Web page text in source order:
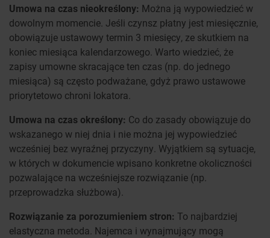
Umowa na czas nieokreślony: Można ją wypowiedzieć w
dowolnym momencie. Jeśli czynsz płatny jest miesięcznie,
obowiązuje ustawowy termin 3 miesięcy, ze skutkiem na
koniec miesiąca kalendarzowego. Warto wiedzieć, że
zapisy umowne skracające ten czas (np. do jednego
miesiąca) są często podważane, gdyż prawo ustawowe
priorytetowo chroni lokatora.
Umowa na czas określony: Co do zasady obowiązuje do
wskazanego w niej dnia i nie można jej wypowiedzieć
wcześniej bez wyraźnej przyczyny. Wyjątkiem są sytuacje,
w których w dokumencie wpisano konkretne okoliczności
pozwalające na wcześniejsze rozwiązanie (np.
przeprowadzka służbowa).
Rozwiązanie za porozumieniem stron: To najbardziej
elastyczna metoda. Najemca i wynajmujący mogą